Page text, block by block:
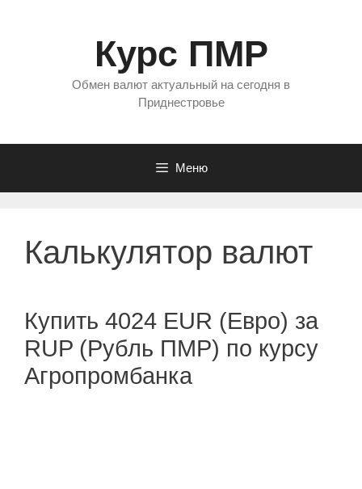
Курс ПМР
Обмен валют актуальный на сегодня в
Приднестровье
Меню
Калькулятор валют
Купить 4024 EUR (Евро) за
RUP (Рубль ПМР) по курсу
Агропромбанка